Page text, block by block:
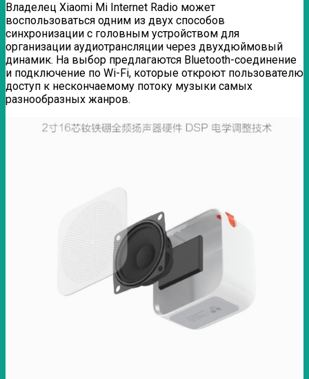
Владелец Xiaomi Mi Internet Radio может
воспользоваться одним из двух способов
синхронизации с головным устройством для
организации аудиотрансляции через двухдюймовый
динамик. На выбор предлагаются Bluetooth-соединение
и подключение по Wi-Fi, которые откроют пользователю
доступ к нескончаемому потоку музыки самых
разнообразных жанров.